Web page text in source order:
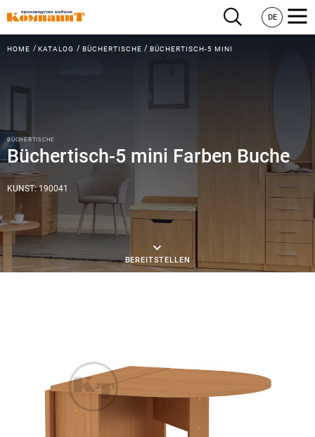
DE
HOME KATALOG BÜCHERTISCHE BÜCHERTISCH-5 MINI
BÜCHERTISCHE
Büchertisch-5 mini Farben Buche
KUNST: 190041
BEREITSTELLEN